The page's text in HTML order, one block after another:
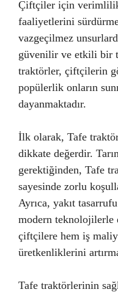
Çiftçiler için verimlilik
faaliyetlerini
vazgeçilmez
güvenilir ve etkili bir
traktörler, çiftçilerin
popülerlik onların
dayanmaktadır.
İlk olarak, Tafe
dikkate değerdir.
gerektiğinden, Tafe
sayesinde zorlu
Ayrıca, yakıt
modern teknolojilerle
çiftçilere hem iş
üretkenliklerini
Tafe traktörlerinin